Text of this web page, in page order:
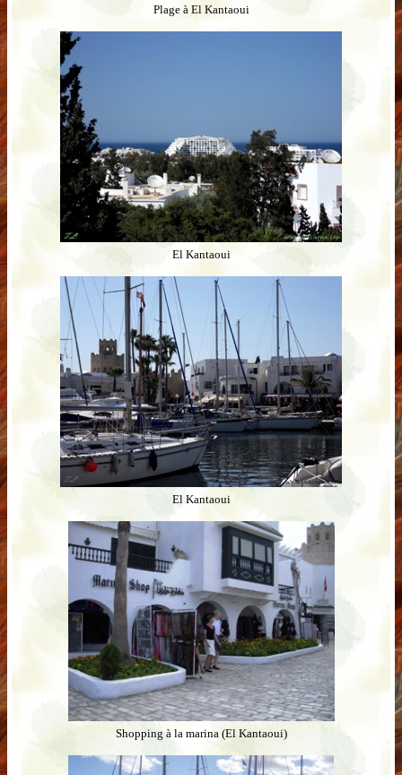
Plage à El Kantaoui
El Kantaoui
El Kantaoui
Shopping à la marina (El Kantaoui)